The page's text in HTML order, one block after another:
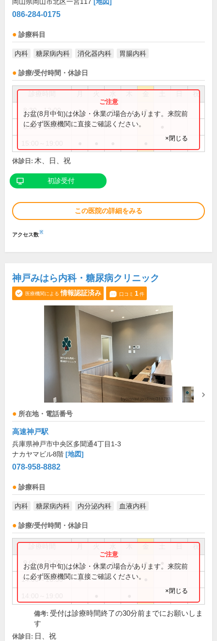
086-284-0175
診療科目
内科 糖尿病内科 消化器内科 胃腸内科
診療/受付時間・休診日
祝
8:30～12:00 ● ● ● ●
8:30～13:00
お盆(8月中旬)は休診・休業の場合があります。来院前
に必ず医療機関に直接ご確認ください。
×閉じる
休診日: 木、日、祝
初診受付
この医院の詳細をみる
アクセス数※
神戸みはら内科・糖尿病クリニック
医療機関による 情報認証済み 口コミ 1件
所在地・電話番号
高速神戸駅
兵庫県神戸市中央区多聞通4丁目1-3
ナカヤマビル8階 [地図]
078-958-8882
診療科目
内科 糖尿病内科 内分泌内科 血液内科
診療/受付時間・休診日
祝
9:00～13:00 ● ● ● ● ●
14:00～16:30 ●
お盆(8月中旬)は休診・休業の場合があります。来院前
に必ず医療機関に直接ご確認ください。
×閉じる
備考: 受付は診療時間終了の30分前までにお願いしま
す
休診日: 日、祝